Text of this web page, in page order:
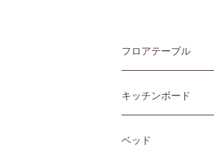
フロアテーブル
キッチンボード
ベッド